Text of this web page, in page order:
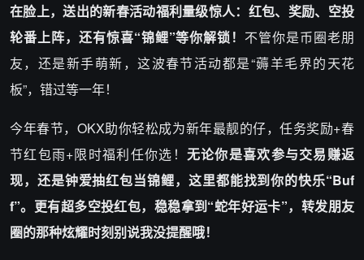
在脸上，送出的新春活动福利量级惊人：红包、奖励、空投
轮番上阵，还有惊喜“锦鲤”等你解锁！ 不管你是币圈老朋
友，还是新手萌新，这波春节活动都是“薅羊毛界的天花
板”，错过等一年！
今年春节，OKX助你轻松成为新年最靓的仔，任务奖励+春
节红包雨+限时福利任你选！ 无论你是喜欢参与交易赚返
现，还是钟爱抽红包当锦鲤，这里都能找到你的快乐“Buf
f”。更有超多空投红包，稳稳拿到“蛇年好运卡”，转发朋友
圈的那种炫耀时刻别说我没提醒哦！